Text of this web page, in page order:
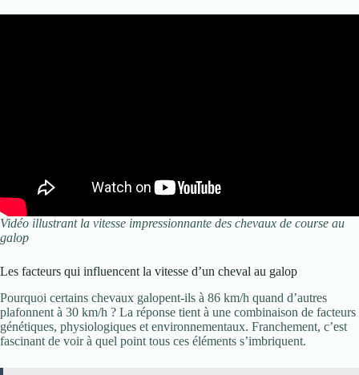
Vidéo illustrant la vitesse impressionnante des chevaux de course au
galop
Les facteurs qui influencent la vitesse d’un cheval au galop
Pourquoi certains chevaux galopent-ils à 86 km/h quand d’autres
plafonnent à 30 km/h ? La réponse tient à une combinaison de facteurs
génétiques, physiologiques et environnementaux. Franchement, c’est
fascinant de voir à quel point tous ces éléments s’imbriquent.